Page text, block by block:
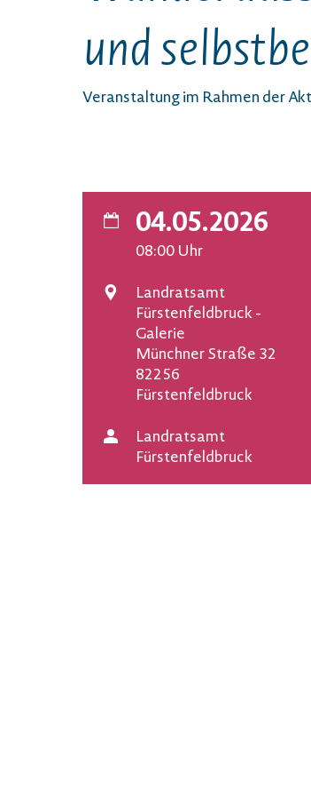
und
Veranstaltung im Rahmen der
04.05.2026
08:00 Uhr
Veranstaltungsort
Landratsamt
Fürstenfeldbruck -
Galerie
Münchner Straße 32
82256
Fürstenfeldbruck
Veranstalter
Landratsamt
Fürstenfeldbruck